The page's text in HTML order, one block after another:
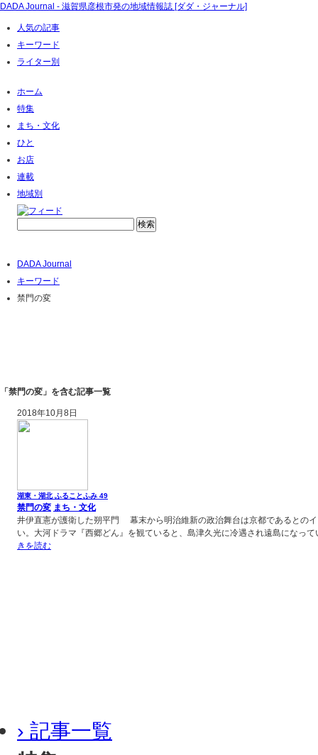
DADA Journal - 滋賀県彦根市発の地域情報誌 [ダダ・ジャーナル]
人気の記事
キーワード
ライター別
ホーム
特集
まち・文化
ひと
お店
連載
地域別
DADA Journal
キーワード
禁門の変
「禁門の変」を含む記事一覧
2018年10月8日
湖東・湖北 ふることふみ 49
禁門の変 まち・文化
井伊直憲が護衛した朔平門 幕末から明治維新の政治舞台は京都であるとの
い。大河ドラマ『西郷どん』を観ていると、島津久光に冷遇され遠島にな
きを読む
› 記事一覧